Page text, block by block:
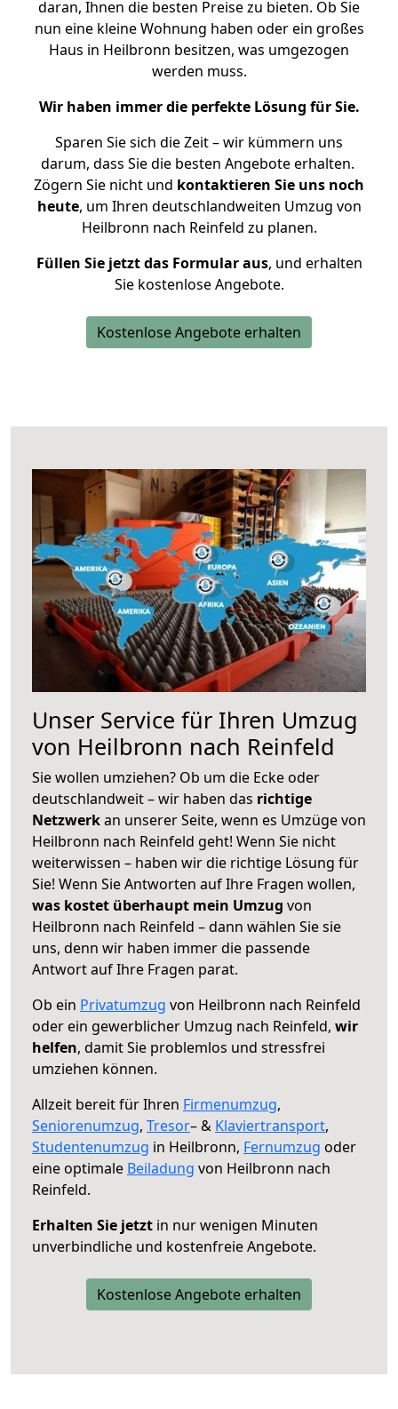
daran, Ihnen die besten Preise zu bieten. Ob Sie
nun eine kleine Wohnung haben oder ein großes
Haus in Heilbronn besitzen, was umgezogen
werden muss.
Wir haben immer die perfekte Lösung für Sie.
Sparen Sie sich die Zeit – wir kümmern uns
darum, dass Sie die besten Angebote erhalten.
Zögern Sie nicht und kontaktieren Sie uns noch
heute, um Ihren deutschlandweiten Umzug von
Heilbronn nach Reinfeld zu planen.
Füllen Sie jetzt das Formular aus, und erhalten
Sie kostenlose Angebote.
Kostenlose Angebote erhalten
Unser Service für Ihren Umzug
von Heilbronn nach Reinfeld
Sie wollen umziehen? Ob um die Ecke oder
deutschlandweit – wir haben das richtige
Netzwerkan unserer Seite, wenn es Umzüge von
Heilbronn nach Reinfeld geht! Wenn Sie nicht
weiterwissen – haben wir die richtige Lösung für
Sie! Wenn Sie Antworten auf Ihre Fragen wollen,
was kostet überhaupt mein Umzug von
Heilbronn nach Reinfeld – dann wählen Sie sie
uns, denn wir haben immer die passende
Antwort auf Ihre Fragen parat.
Ob ein Privatumzug von Heilbronn nach Reinfeld
oder ein gewerblicher Umzug nach Reinfeld, wir
helfen, damit Sie problemlos und stressfrei
umziehen können.
Allzeit bereit für Ihren Firmenumzug,
Seniorenumzug, Tresor– & Klaviertransport,
Studentenumzug in Heilbronn, Fernumzug oder
eine optimale Beiladung von Heilbronn nach
Reinfeld.
Erhalten Sie jetzt in nur wenigen Minuten
unverbindliche und kostenfreie Angebote.
Kostenlose Angebote erhalten